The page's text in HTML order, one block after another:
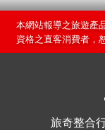
本網站報導之旅遊產
資格之直客消費者，
旅奇整合